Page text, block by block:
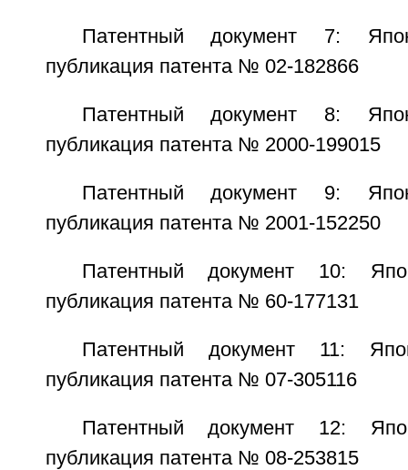
Патентный документ 7:
публикация патента № 02-182866
Патентный документ 8:
публикация патента № 2000-199015
Патентный документ 9:
публикация патента № 2001-152250
Патентный документ 10:
публикация патента № 60-177131
Патентный документ 11:
публикация патента № 07-305116
Патентный документ 12:
публикация патента № 08-253815